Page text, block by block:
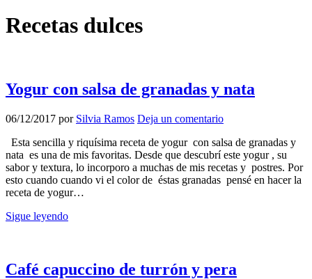
Recetas dulces
Yogur con salsa de granadas y nata
06/12/2017 por Silvia Ramos Deja un comentario
Esta sencilla y riquísima receta de yogur con salsa de granadas y
nata es una de mis favoritas. Desde que descubrí este yogur , su
sabor y textura, lo incorporo a muchas de mis recetas y postres. Por
esto cuando cuando vi el color de éstas granadas pensé en hacer la
receta de yogur…
Sigue leyendo
Café capuccino de turrón y pera